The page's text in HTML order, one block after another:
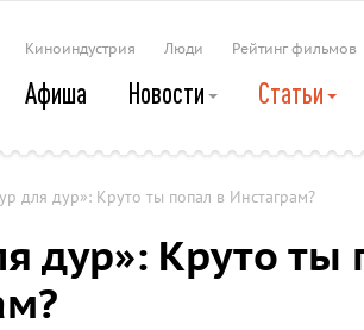
Киноиндустрия Люди Рейтинг фильмов
Афиша Новости Статьи
для дур»: Круто ты попал в Инстаграм?
дур»: Круто ты